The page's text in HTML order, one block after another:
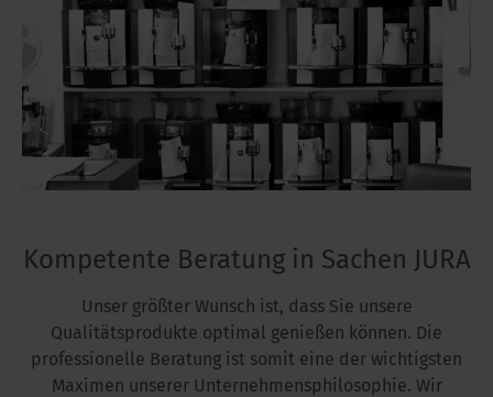
Kompetente Beratung in Sachen JURA
Unser größter Wunsch ist, dass Sie unsere
Qualitätsprodukte optimal genießen können. Die
professionelle Beratung ist somit eine der wichtigsten
Maximen unserer Unternehmensphilosophie. Wir